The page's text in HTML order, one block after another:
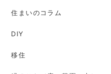
住まいのコラム
DIY
移住